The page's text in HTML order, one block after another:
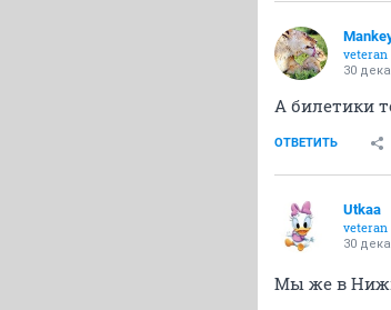
veteran
30
А билетики
ОТВЕТИТЬ
Utkaa
veteran
30
Мы же в